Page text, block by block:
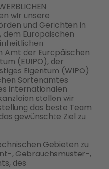
wir unsere
und Gerichten in
Europäischen
Amt der Europäischen
(EUIPO), der
Eigentum (WIPO)
Sortenamtes
internationalen
stellen wir
das beste Team
gewünschte Ziel zu
Gebieten zu
, Gebrauchsmuster-,
des